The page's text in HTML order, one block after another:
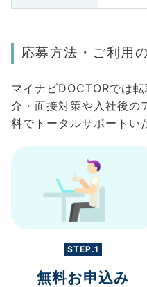
応募方法・ご利用
マイナビDOCTORでは
介・面接対策や入社後の
料でトータルサポートい
STEP.1
無料お申込み